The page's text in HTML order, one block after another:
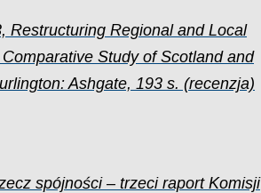
Restructuring Regional and Local
Study of Scotland and
Ashgate, 193 s. (recenzja)
spójności – trzeci raport Komisji